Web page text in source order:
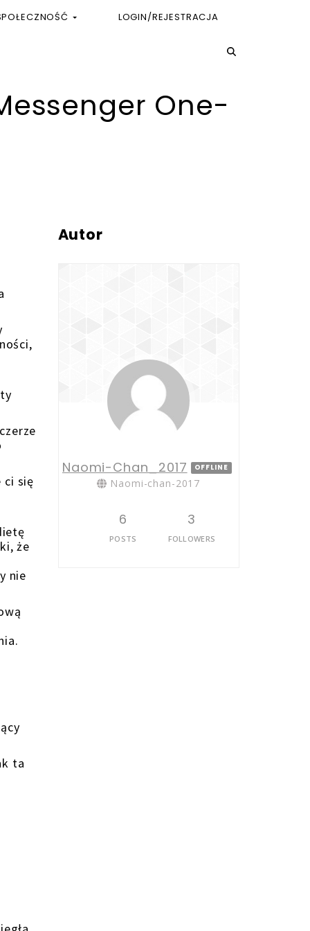
LOGIN/REJESTRACJA
One-
ci się
że
nie
ta
Autor
Naomi-Chan_2017 OFFLINE
Naomi-chan-2017
6
POSTS
3
FOLLOWERS